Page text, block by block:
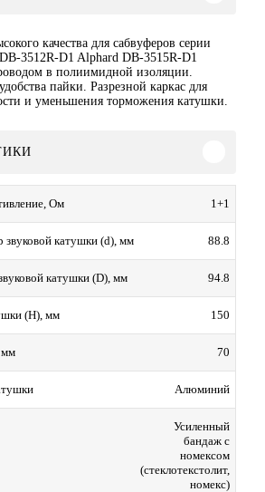
качества для сабвуферов серии
3512R-D1 Alphard DB-3515R-D1
в полиимидной изоляции.
пайки. Разрезной каркас для
и уменьшения торможения катушки.
Ом 1+1
звуковой катушки (d), мм 88.8
катушки (D), мм 94.8
(H), мм 150
мм 70
Алюминий
Усиленный
бандаж с
номексом
(стеклотекстолит,
номекс)